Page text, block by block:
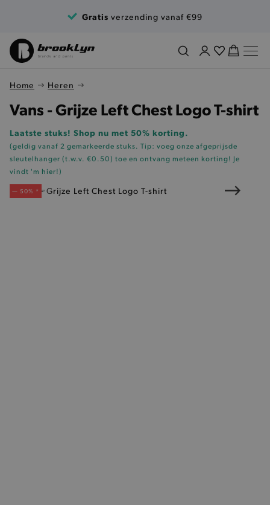
Gratis verzending vanaf €99
Home Heren
Vans - Grijze Left Chest Logo T-shirt
Laatste stuks! Shop nu met 50% korting.
(geldig vanaf 2 gemarkeerde stuks. Tip: voeg onze afgeprijsde
sleutelhanger (t.w.v. €0.50) toe en ontvang meteen korting! Je
vindt 'm hier!)
— 50% *